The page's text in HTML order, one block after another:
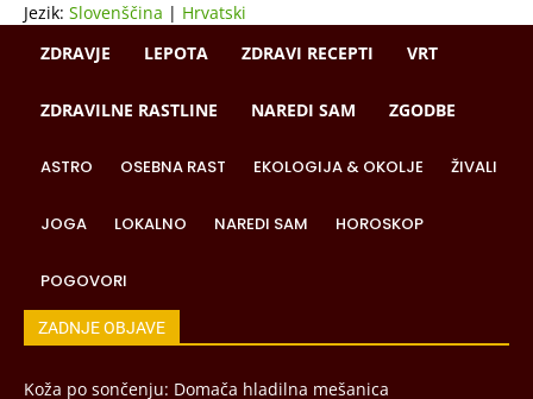
Jezik: Slovenščina | Hrvatski
ZDRAVJE
LEPOTA ZDRAVI RECEPTI VRT
ZDRAVILNE RASTLINE NAREDI SAM ZGODBE
ASTRO OSEBNA RAST EKOLOGIJA & OKOLJE ŽIVALI
JOGA LOKALNO NAREDI SAM HOROSKOP
POGOVORI
ZADNJE OBJAVE
Koža po sončenju: Domača hladilna mešanica